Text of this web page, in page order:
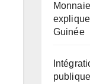
Guinée